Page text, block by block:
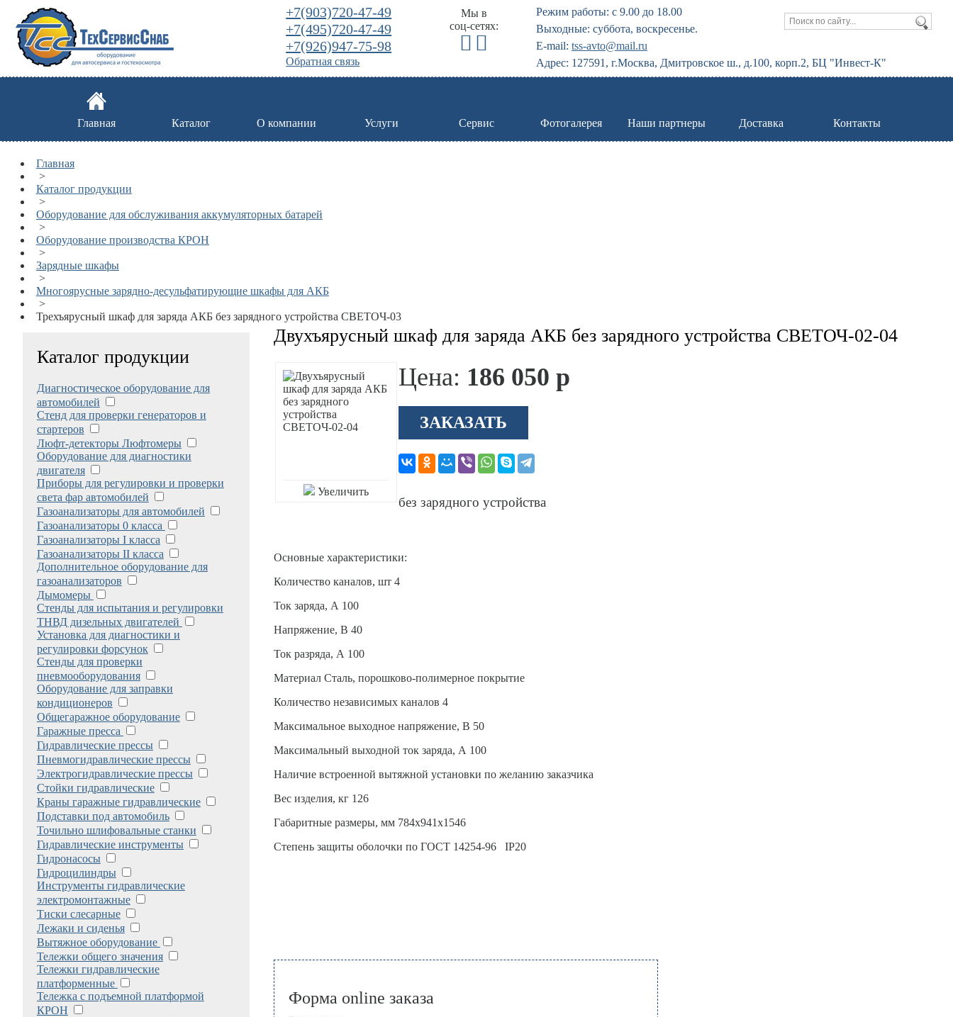
+7(903)720-47-49
+7(495)720-47-49
+7(926)947-75-98
Мы в
соц-сетях:
Обратная связь
Режим работы: с 9.00 до 18.00
Выходные: суббота, воскресенье.
E-mail: tss-avto@mail.ru
Адрес: 127591, г.Москва, Дмитровское ш., д.100, корп.2, БЦ "Инвест-К"
Главная Каталог О компании Услуги Сервис Фотогалерея Наши партнеры Доставка Контакты
Главная
>
Каталог продукции
>
Оборудование для обслуживания аккумуляторных батарей
>
Оборудование производства КРОН
>
Зарядные шкафы
>
Многоярусные зарядно-десульфатирующие шкафы для АКБ
>
Трехъярусный шкаф для заряда АКБ без зарядного устройства СВЕТОЧ-03
Каталог продукции
Диагностическое оборудование для
автомобилей
Стенд для проверки генераторов и
стартеров
Люфт-детекторы Люфтомеры
Оборудование для диагностики
двигателя
Приборы для регулировки и проверки
света фар автомобилей
Газоанализаторы для автомобилей
Газоанализаторы 0 класса
Газоанализаторы I класса
Газоанализаторы II класса
Дополнительное оборудование для
газоанализаторов
Дымомеры
Стенды для испытания и регулировки
ТНВД дизельных двигателей
Установка для диагностики и
регулировки форсунок
Стенды для проверки
пневмооборудования
Оборудование для заправки
кондиционеров
Общегаражное оборудование
Гаражные пресса
Гидравлические прессы
Пневмогидравлические прессы
Электрогидравлические прессы
Стойки гидравлические
Краны гаражные гидравлические
Подставки под автомобиль
Точильно шлифовальные станки
Гидравлические инструменты
Гидронасосы
Гидроцилиндры
Инструменты гидравлические
электромонтажные
Тиски слесарные
Лежаки и сиденья
Вытяжное оборудование
Тележки общего значения
Тележки гидравлические
платформенные
Тележка с подъемной платформой
КРОН
Двухъярусный шкаф для заряда АКБ без зарядного устройства СВЕТОЧ-02-04
Увеличить
Цена: 186 050 р
ЗАКАЗАТЬ
без зарядного устройства
Основные характеристики:
Количество каналов, шт 4
Ток заряда, А 100
Напряжение, В 40
Ток разряда, А 100
Материал Сталь, порошково-полимерное покрытие
Количество независимых каналов 4
Максимальное выходное напряжение, В 50
Максимальный выходной ток заряда, А 100
Наличие встроенной вытяжной установки по желанию заказчика
Вес изделия, кг 126
Габаритные размеры, мм 784х941х1546
Степень защиты оболочки по ГОСТ 14254-96 IP20
Форма online заказа